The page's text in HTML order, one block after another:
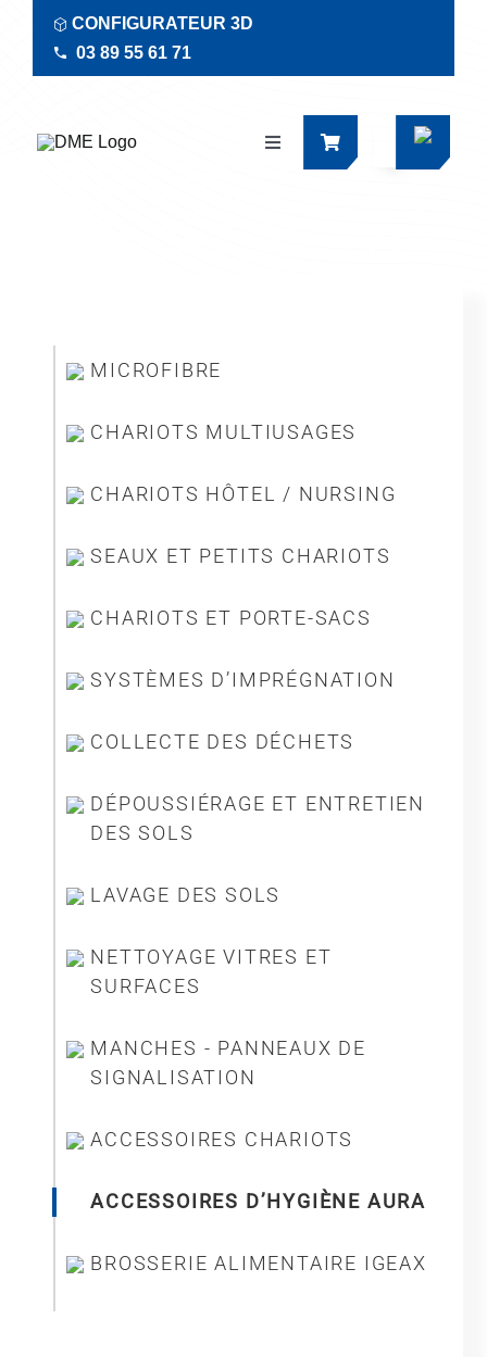
contenu
CONFIGURATEUR 3D
03 89 55 61 71
Navigation
Documentations
Société
MICROFIBRE
CHARIOTS MULTIUSAGES
CHARIOTS HÔTEL / NURSING
SEAUX ET PETITS CHARIOTS
CHARIOTS ET PORTE-SACS
SYSTÈMES D’IMPRÉGNATION
COLLECTE DES DÉCHETS
DÉPOUSSIÉRAGE ET ENTRETIEN
DES SOLS
LAVAGE DES SOLS
NETTOYAGE VITRES ET
SURFACES
MANCHES - PANNEAUX DE
SIGNALISATION
ACCESSOIRES CHARIOTS
ACCESSOIRES D’HYGIÈNE AURA
BROSSERIE ALIMENTAIRE IGEAX